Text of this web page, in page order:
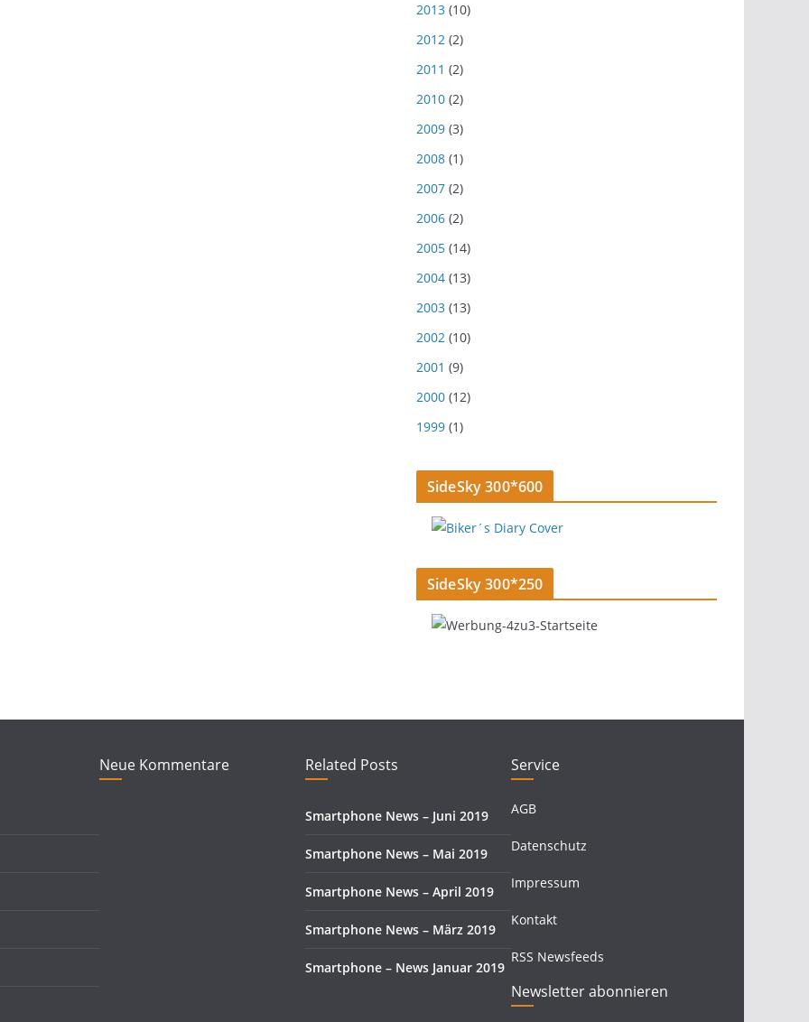
2013 (10)
2012 (2)
2011 (2)
2010 (2)
2009 (3)
2008 (1)
2007 (2)
2006 (2)
2005 (14)
2004 (13)
2003 (13)
2002 (10)
2001 (9)
2000 (12)
1999 (1)
SideSky 300*600
SideSky 300*250
Neue Kommentare Related Posts
Smartphone News – Juni 2019
Smartphone News – Mai 2019
Smartphone News – April 2019
Smartphone News – März 2019
Smartphone – News Januar 2019
Service
AGB
Datenschutz
Impressum
Kontakt
RSS Newsfeeds
Newsletter abonnieren